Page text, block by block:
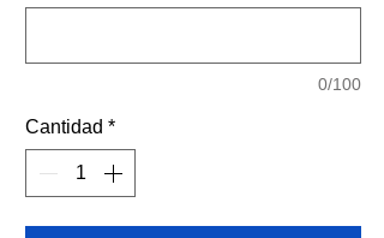
0/100
Cantidad *